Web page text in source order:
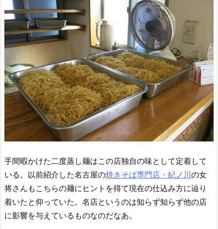
手間暇かけた二度蒸し麺はこの店独自の味として定着して
いる。以前紹介した名古屋の焼きそば専門店・紀ノ川の女
将さんもこちらの麺にヒントを得て現在の仕込み方に辿り
着いたと仰っていた。名店というのは知らず知らず他の店
に影響を与えているものなのだなあ。